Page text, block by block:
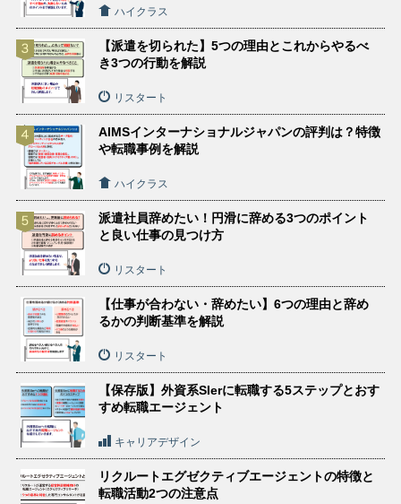
ハイクラス
【派遣を切られた】5つの理由とこれからやるべ
き3つの行動を解説
リスタート
AIMSインターナショナルジャパンの評判は？特徴
や転職事例を解説
ハイクラス
派遣社員辞めたい！円滑に辞める3つのポイント
と良い仕事の見つけ方
リスタート
【仕事が合わない・辞めたい】6つの理由と辞め
るかの判断基準を解説
リスタート
【保存版】外資系SIerに転職する5ステップとおす
すめ転職エージェント
キャリアデザイン
リクルートエグゼクティブエージェントの特徴と
転職活動2つの注意点